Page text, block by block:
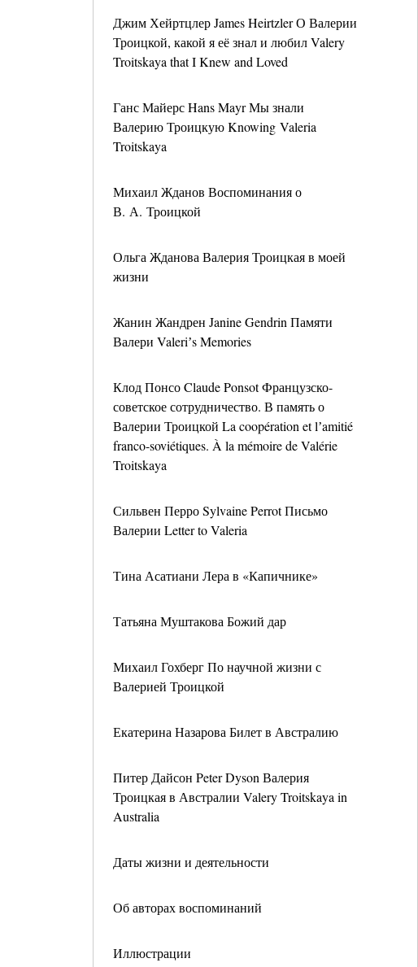
Джим Хейртцлер James Heirtzler О Валерии
Троицкой, какой я её знал и любил Valery
Troitskaya that I Knew and Loved
Ганс Майерс Hans Mayr Мы знали
Валерию Троицкую Knowing Valeria
Troitskaya
Михаил Жданов Воспоминания о
В. А. Троицкой
Ольга Жданова Валерия Троицкая в моей
жизни
Жанин Жандрен Janine Gendrin Памяти
Валери Valeriʼs Memories
Клод Понсо Claude Ponsot Французско-
советское сотрудничество. В память о
Валерии Троицкой La coopération et lʼamitié
franco-soviétiques. À la mémoire de Valérie
Troitskaya
Сильвен Перро Sylvaine Perrot Письмо
Валерии Letter to Valeria
Тина Асатиани Лера в «Капичнике»
Татьяна Муштакова Божий дар
Михаил Гохберг По научной жизни с
Валерией Троицкой
Екатерина Назарова Билет в Австралию
Питер Дайсон Peter Dyson Валерия
Троицкая в Австралии Valery Troitskaya in
Australia
Даты жизни и деятельности
Об авторах воспоминаний
Иллюстрации